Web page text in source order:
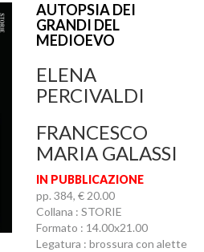
AUTOPSIA DEI
GRANDI DEL
MEDIOEVO
ELENA
PERCIVALDI
FRANCESCO
MARIA GALASSI
IN PUBBLICAZIONE
pp. 384, € 20.00
Collana : STORIE
Formato : 14.00x21.00
Legatura : brossura con alette